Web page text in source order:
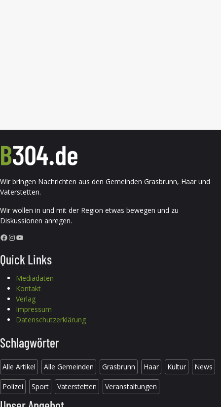
Wir bringen Nachrichten aus den Gemeinden Grasbrunn, Haar und
Vaterstetten.
Wir wollen in und mit der Region etwas bewegen und zu
Diskussionen anregen.
Facebook InstagramYouTube
Quick Links
Mediadaten
Kontakt
Verlag
Impressum
Datenschutzerklärung
Schlagwörter
Alle Artikel Alle Gemeinden Grasbrunn Haar Kultur News
Polizei Sport Vaterstetten Veranstaltungen